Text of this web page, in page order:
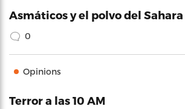
Asmáticos y el polvo del Sahara
0
Opinions
Terror a las 10 AM